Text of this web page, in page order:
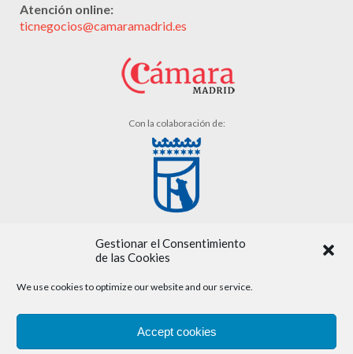
Gestionar el Consentimiento
de las Cookies
We use cookies to optimize our website and our service.
Accept cookies
Atención online:
ticnegocios@camaramadrid.es
Con la colaboración de:
Aviso legal